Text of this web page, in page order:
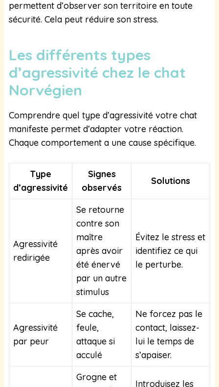
permettent d’observer son territoire en toute
sécurité. Cela peut réduire son stress.
Les différents types
d’agressivité chez le chat
Norvégien
Comprendre quel type d’agressivité votre chat
manifeste permet d’adapter votre réaction.
Chaque comportement a une cause spécifique.
Type
d’agressivité
Signes
observés
Solutions
Agressivité
redirigée
Se retourne
contre son
maître
après avoir
été énervé
par un autre
stimulus
Évitez le stress et
identifiez ce qui
le perturbe.
Agressivité
par peur
Se cache,
feule,
attaque si
acculé
Ne forcez pas le
contact, laissez-
lui le temps de
s’apaiser.
Grogne et
Introduisez les